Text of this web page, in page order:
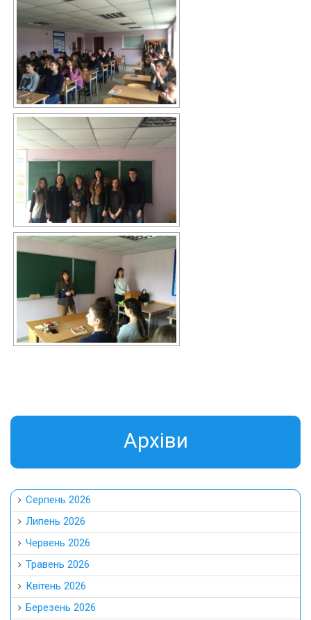
Aрхіви
Серпень 2026
Липень 2026
Червень 2026
Травень 2026
Квітень 2026
Березень 2026